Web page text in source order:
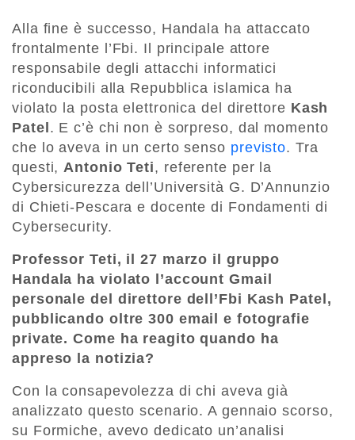
Alla fine è successo, Handala ha attaccato
frontalmente l’Fbi. Il principale attore
responsabile degli attacchi informatici
riconducibili alla Repubblica islamica ha
violato la posta elettronica del direttore Kash
Patel . E c’è chi non è sorpreso, dal momento
che lo aveva in un certo senso previsto. Tra
questi,Antonio Teti, referente per la
Cybersicurezza dell’Università G. D’Annunzio
di Chieti-Pescara e docente di Fondamenti di
Cybersecurity.
Professor Teti, il 27 marzo il gruppo
Handala ha violato l’account Gmail
personale del direttore dell’Fbi Kash Patel,
pubblicando oltre 300 email e fotografie
private. Come ha reagito quando ha
appreso la notizia?
Con la consapevolezza di chi aveva già
analizzato questo scenario. A gennaio scorso,
su Formiche, avevo dedicato un’analisi